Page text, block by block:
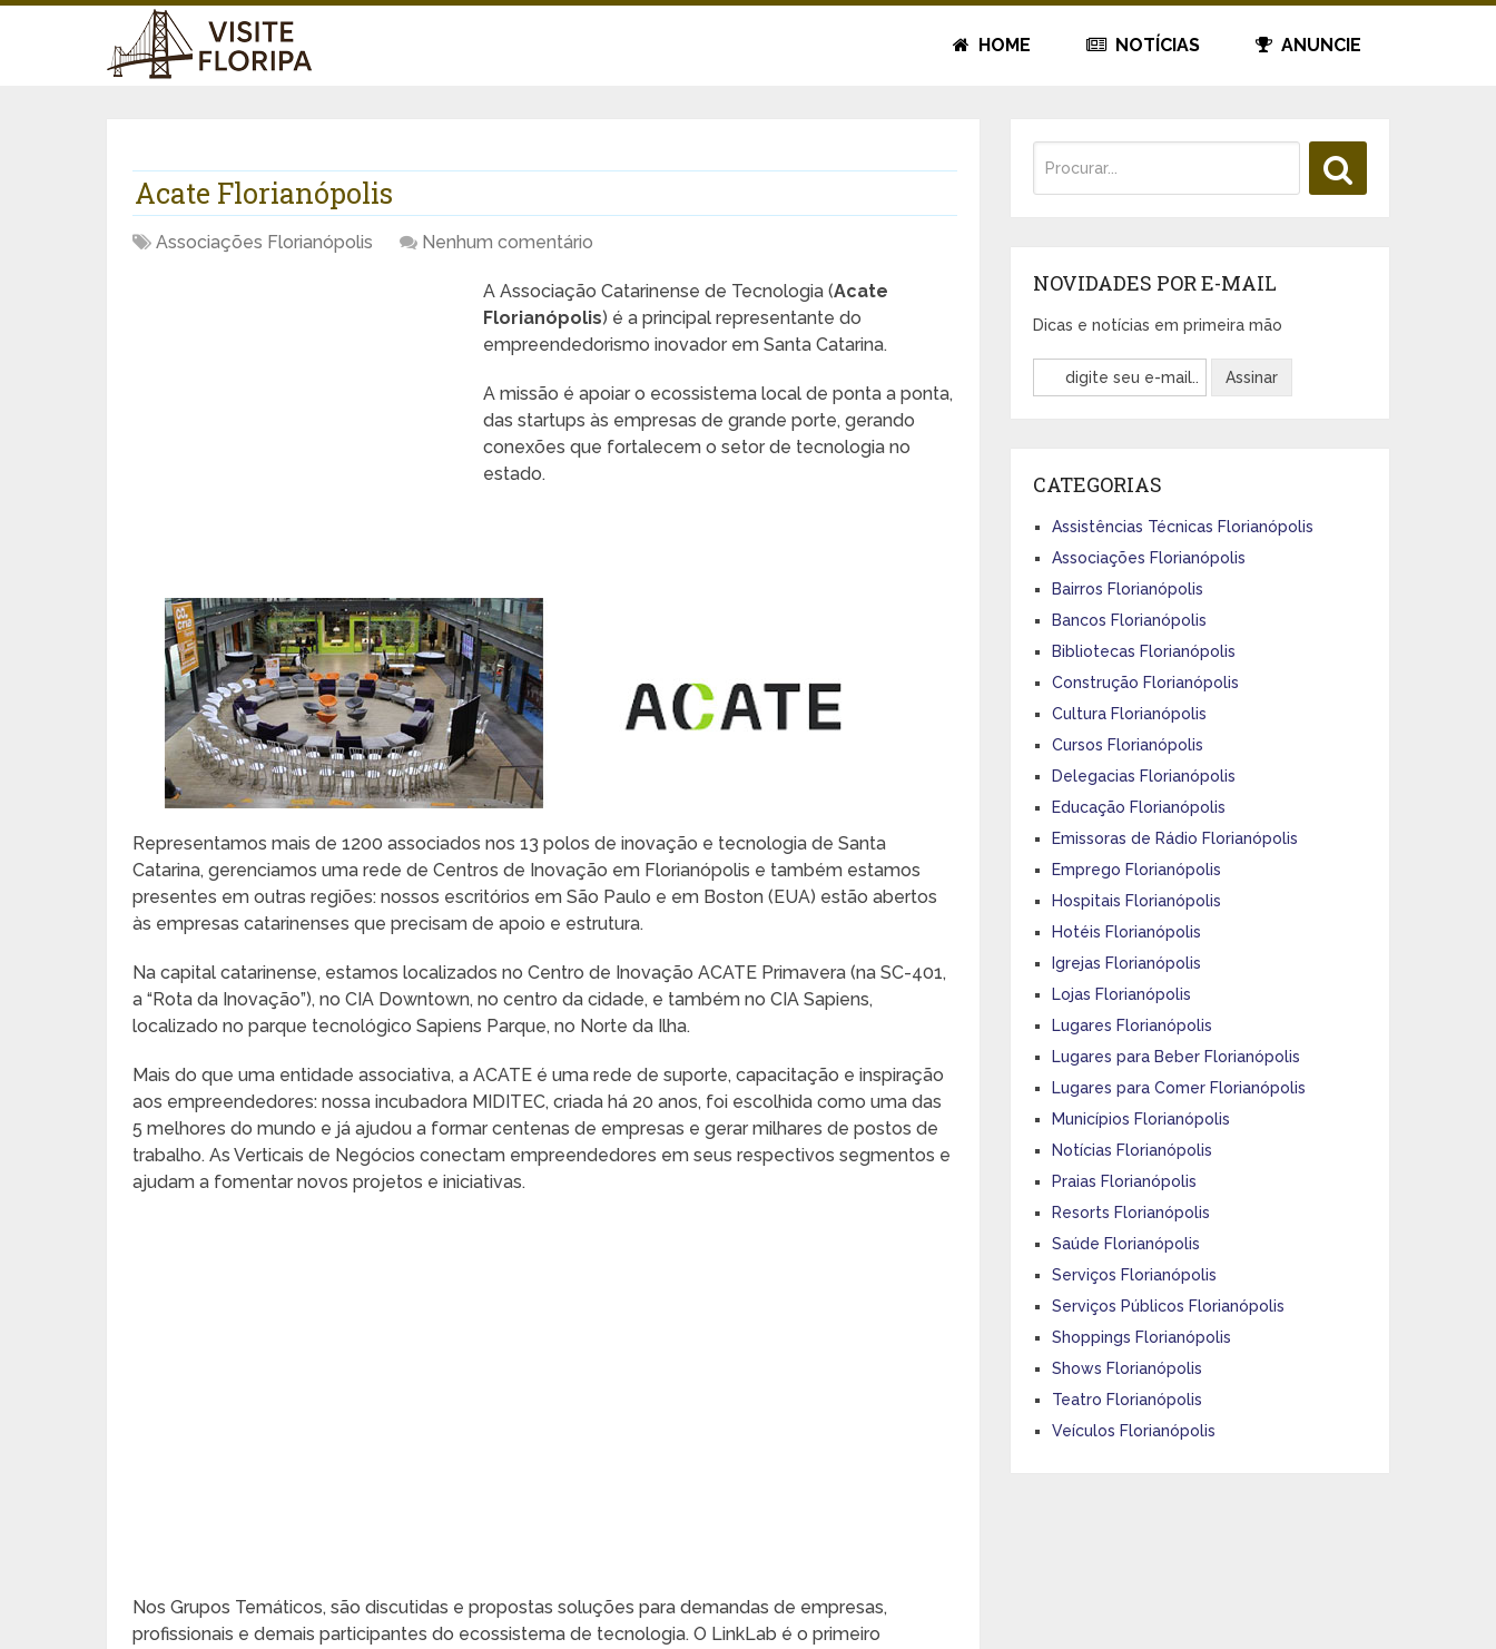
HOME NOTÍCIAS ANUNCIE
Acate Florianópolis
Associações Florianópolis Nenhum comentário
A Associação Catarinense de Tecnologia (Acate
Florianópolis) é a principal representante do
empreendedorismo inovador em Santa Catarina.
A missão é apoiar o ecossistema local de ponta a ponta,
das startups às empresas de grande porte, gerando
conexões que fortalecem o setor de tecnologia no
estado.
Representamos mais de 1200 associados nos 13 polos de inovação e tecnologia de Santa
Catarina, gerenciamos uma rede de Centros de Inovação em Florianópolis e também estamos
presentes em outras regiões: nossos escritórios em São Paulo e em Boston (EUA) estão abertos
às empresas catarinenses que precisam de apoio e estrutura.
Na capital catarinense, estamos localizados no Centro de Inovação ACATE Primavera (na SC-401,
a “Rota da Inovação”), no CIA Downtown, no centro da cidade, e também no CIA Sapiens,
localizado no parque tecnológico Sapiens Parque, no Norte da Ilha.
Mais do que uma entidade associativa, a ACATE é uma rede de suporte, capacitação e inspiração
aos empreendedores: nossa incubadora MIDITEC, criada há 20 anos, foi escolhida como uma das
5 melhores do mundo e já ajudou a formar centenas de empresas e gerar milhares de postos de
trabalho. As Verticais de Negócios conectam empreendedores em seus respectivos segmentos e
ajudam a fomentar novos projetos e iniciativas.
Nos Grupos Temáticos, são discutidas e propostas soluções para demandas de empresas,
profissionais e demais participantes do ecossistema de tecnologia. O LinkLab é o primeiro
NOVIDADES POR E-MAIL
Dicas e notícias em primeira mão
CATEGORIAS
Assistências Técnicas Florianópolis
Associações Florianópolis
Bairros Florianópolis
Bancos Florianópolis
Bibliotecas Florianópolis
Construção Florianópolis
Cultura Florianópolis
Cursos Florianópolis
Delegacias Florianópolis
Educação Florianópolis
Emissoras de Rádio Florianópolis
Emprego Florianópolis
Hospitais Florianópolis
Hotéis Florianópolis
Igrejas Florianópolis
Lojas Florianópolis
Lugares Florianópolis
Lugares para Beber Florianópolis
Lugares para Comer Florianópolis
Municípios Florianópolis
Notícias Florianópolis
Praias Florianópolis
Resorts Florianópolis
Saúde Florianópolis
Serviços Florianópolis
Serviços Públicos Florianópolis
Shoppings Florianópolis
Shows Florianópolis
Teatro Florianópolis
Veículos Florianópolis